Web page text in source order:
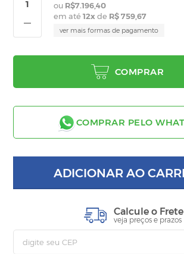
R$7.196,40
em até12x de R$ 759,67
ver mais formas de pagamento
COMPRAR
COMPRAR PELO
ADICIONAR AO
Calcule o Frete
veja preços e prazos